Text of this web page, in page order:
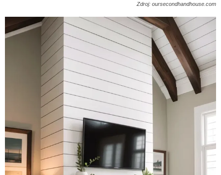
Zdroj: oursecondhandhouse.com